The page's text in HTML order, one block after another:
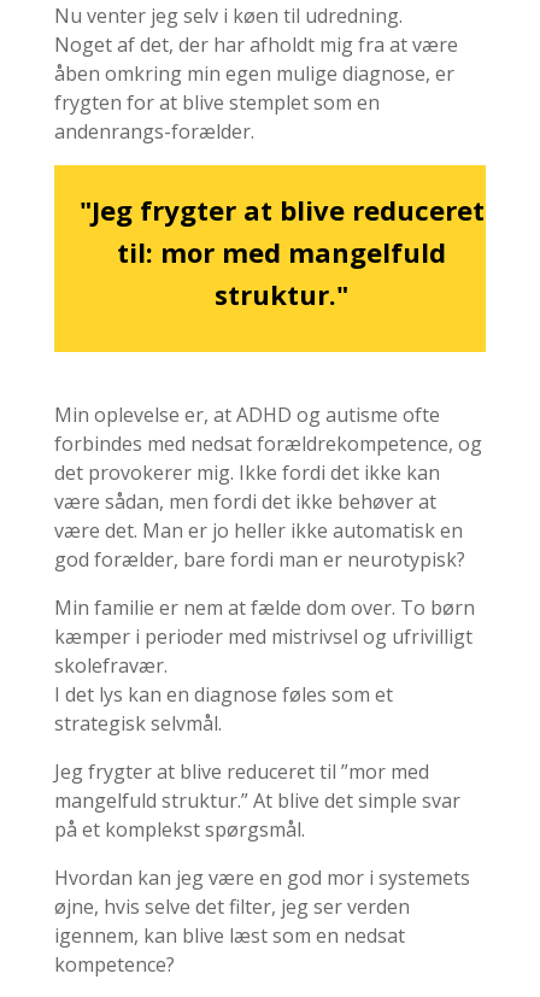
Nu venter jeg selv i køen til udredning.
Noget af det, der har afholdt mig fra at være
åben omkring min egen mulige diagnose, er
frygten for at blive stemplet som en
andenrangs-forælder.
"Jeg frygter at blive reduceret
til: mor med mangelfuld
struktur."
Min oplevelse er, at ADHD og autisme ofte
forbindes med nedsat forældrekompetence, og
det provokerer mig. Ikke fordi det ikke kan
være sådan, men fordi det ikke behøver at
være det. Man er jo heller ikke automatisk en
god forælder, bare fordi man er neurotypisk?
Min familie er nem at fælde dom over. To børn
kæmper i perioder med mistrivsel og ufrivilligt
skolefravær.
I det lys kan en diagnose føles som et
strategisk selvmål.
Jeg frygter at blive reduceret til ”mor med
mangelfuld struktur.” At blive det simple svar
på et komplekst spørgsmål.
Hvordan kan jeg være en god mor i systemets
øjne, hvis selve det filter, jeg ser verden
igennem, kan blive læst som en nedsat
kompetence?